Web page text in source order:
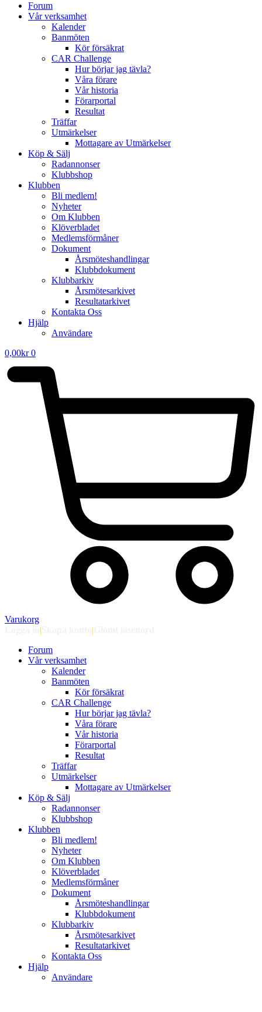
Forum
Vår verksamhet
Kalender
Banmöten
Kör försäkrat
CAR Challenge
Hur börjar jag tävla?
Våra förare
Vår historia
Förarportal
Resultat
Träffar
Utmärkelser
Mottagare av Utmärkelser
Köp & Sälj
Radannonser
Klubbshop
Klubben
Bli medlem!
Nyheter
Om Klubben
Klöverbladet
Medlemsförmåner
Dokument
Årsmöteshandlingar
Klubbdokument
Klubbarkiv
Årsmötesarkivet
Resultatarkivet
Kontakta Oss
Hjälp
Användare
0,00kr 0
Varukorg
| |
Forum
Vår verksamhet
Kalender
Banmöten
Kör försäkrat
CAR Challenge
Hur börjar jag tävla?
Våra förare
Vår historia
Förarportal
Resultat
Träffar
Utmärkelser
Mottagare av Utmärkelser
Köp & Sälj
Radannonser
Klubbshop
Klubben
Bli medlem!
Nyheter
Om Klubben
Klöverbladet
Medlemsförmåner
Dokument
Årsmöteshandlingar
Klubbdokument
Klubbarkiv
Årsmötesarkivet
Resultatarkivet
Kontakta Oss
Hjälp
Användare